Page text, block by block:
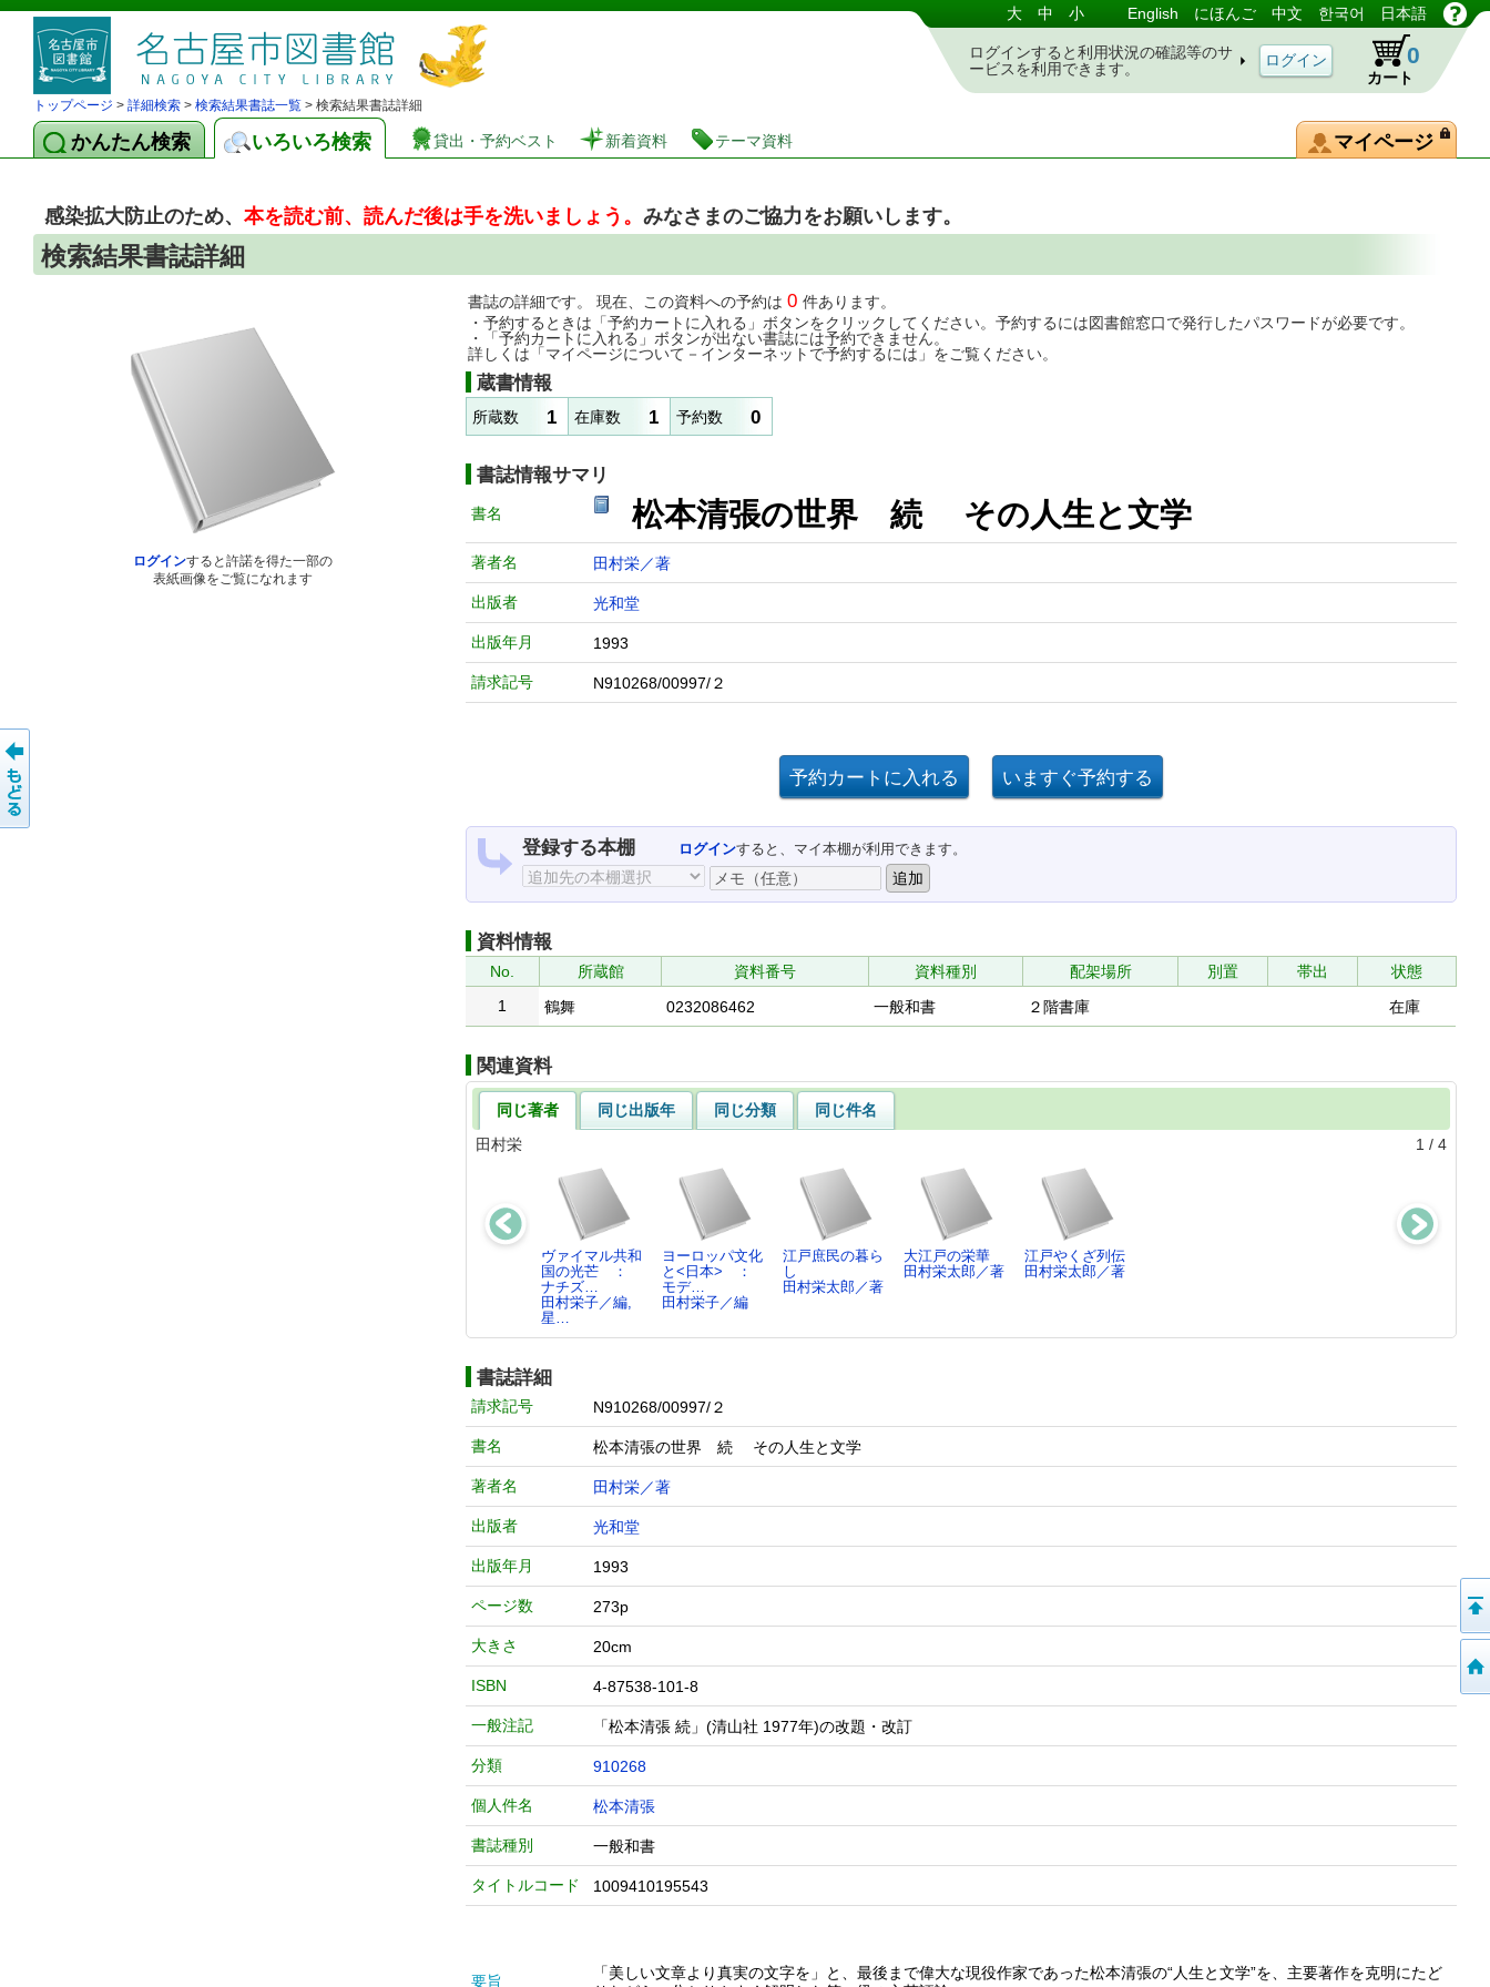
図書館 蔵書検索・予約システム 大 中 小 English にほんご 中文 한국어 日本語
ログインすると利用状況の確認等のサ
ービスを利用できます。
カート
0
トップページ > 詳細検索 > 検索結果書誌一覧 > 検索結果書誌詳細
かんたん検索 いろいろ検索 貸出・予約ベスト 新着資料 テーマ資料 マイページ
感染拡大防止のため、 本を読む前、読んだ後は手を洗いましょう。 みなさまのご協力をお願いします。
検索結果書誌詳細
ログインすると許諾を得た一部の
表紙画像をご覧になれます
書誌の詳細です。 現在、この資料への予約は 0 件あります。
・予約するときは「予約カートに入れる」ボタンをクリックしてください。予約するには図書館窓口で発行したパスワードが必要です。
・「予約カートに入れる」ボタンが出ない書誌には予約できません。
詳しくは「マイページについて－インターネットで予約するには」をご覧ください。
蔵書情報
所蔵数 1 在庫数 1 予約数 0
書誌情報サマリ
書名 松本清張の世界 続 その人生と文学
著者名 田村栄／著
出版者 光和堂
出版年月 1993
請求記号 N910268/00997/２
登録する本棚 ログインすると、マイ本棚が利用できます。
資料情報
No. 所蔵館 資料番号 資料種別 配架場所 別置 帯出
状態
1
鶴舞 0232086462 一般和書 ２階書庫 在庫
関連資料
同じ著者 同じ出版年 同じ分類
同じ件名
田村栄
1 / 4
ヴァイマル共和
国の光芒 ：
ナチズ…
田村栄子／編,
星…
ヨーロッパ文化
と<日本> ：
モデ…
田村栄子／編
江戸庶民の暮ら
し
田村栄太郎／著
大江戸の栄華
田村栄太郎／著
江戸やくざ列伝
田村栄太郎／著
書誌詳細
請求記号 N910268/00997/２
書名 松本清張の世界 続 その人生と文学
著者名 田村栄／著
出版者 光和堂
出版年月 1993
ページ数 273p
大きさ 20cm
ISBN 4-87538-101-8
一般注記 「松本清張 続」(清山社 1977年)の改題・改訂
分類 910268
個人件名 松本清張
書誌種別 一般和書
タイトルコード 1009410195543
要旨
「美しい文章より真実の文字を」と、最後まで偉大な現役作家であった松本清張の“人生と文学”を、主要著作を克明にたど